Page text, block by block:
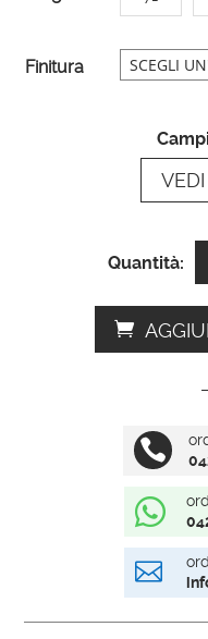
Finitura
Quantità:
e
n


